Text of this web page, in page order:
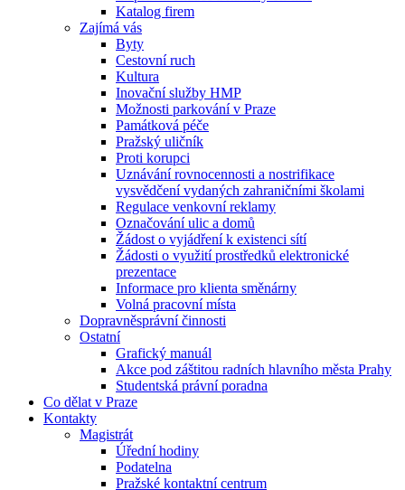
Katalog firem
Zajímá vás
Byty
Cestovní ruch
Kultura
Inovační služby HMP
Možnosti parkování v Praze
Památková péče
Pražský uličník
Proti korupci
Uznávání rovnocennosti a nostrifikace
vysvědčení vydaných zahraničními školami
Regulace venkovní reklamy
Označování ulic a domů
Žádost o vyjádření k existenci sítí
Žádosti o využití prostředků elektronické
prezentace
Informace pro klienta směnárny
Volná pracovní místa
Dopravněsprávní činnosti
Ostatní
Grafický manuál
Akce pod záštitou radních hlavního města Prahy
Studentská právní poradna
Co dělat v Praze
Kontakty
Magistrát
Úřední hodiny
Podatelna
Pražské kontaktní centrum